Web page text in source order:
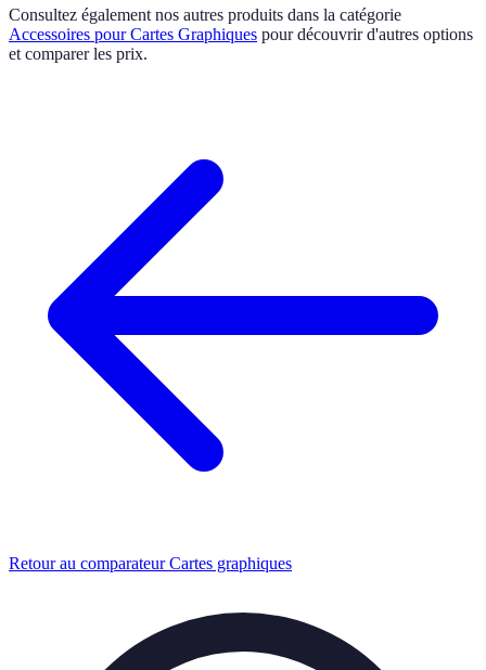
Consultez également nos autres produits dans la catégorie
Accessoires pour Cartes Graphiques pour découvrir d'autres options
et comparer les prix.
Retour au comparateur Cartes graphiques